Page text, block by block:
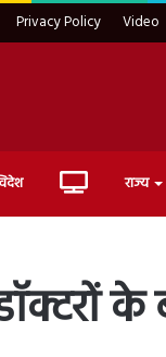
Privacy Policy Video
Live राज्य